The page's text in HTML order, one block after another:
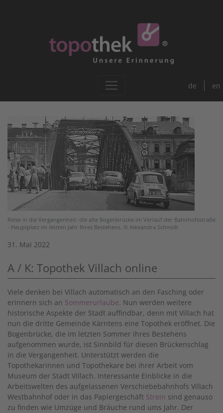
de en
Reise in die Vergangenheit: die alte Bogenbrücke im Verlauf der Bahnhofsstraße
- Hauptplatz im letzten Jahr Ihres Bestehens. © Alexandra Schmidt
31. Mai 2022
A / K: Topothek Villach online
Viele denken bei Villach automatisch an den Fasching oder
erinnern sich an Sommerurlaube. Nun werden weitere
historische Aspekte der Stadt auffindbar, denn mit Villach hat
nun die dritte Gemeinde Kärntens eine Topothek eröffnet. Die
Bogenbrücke, die im letzten Sommer ihres Bestehens
aufgenommen wurde, ist Sinnbild für diesen Brückenschlag
in die Vergangenheit. Unterstützt werden die
Topothekarinnen und Topothekare bei ihrer Arbeit vom
Museum der Stadt Villach. Interessante Einblicke in die
Arbeitswelten des aufgelassenen Verschiebebahnhofs Villach
Westbahnhof oder in das Papiergeschäft Strein sind genauso
zu finden wie Umzüge und Bräuche rund ums Jahr. Der